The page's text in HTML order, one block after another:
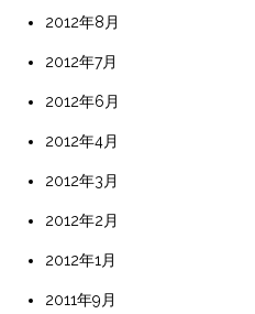
2012年8月
2012年7月
2012年6月
2012年4月
2012年3月
2012年2月
2012年1月
2011年9月